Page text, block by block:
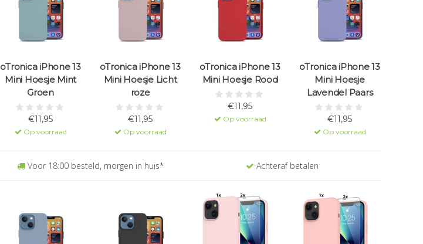
oTronica iPhone 13
Mini Hoesje Mint
Groen
€11,95
Op voorraad
oTronica iPhone 13
Mini Hoesje Licht
roze
€11,95
Op voorraad
oTronica iPhone 13
Mini Hoesje Rood
€11,95
Op voorraad
oTronica iPhone 13
Mini Hoesje
Lavendel Paars
€11,95
Op voorraad
Voor 18:00 besteld, morgen in huis* Achteraf betalen